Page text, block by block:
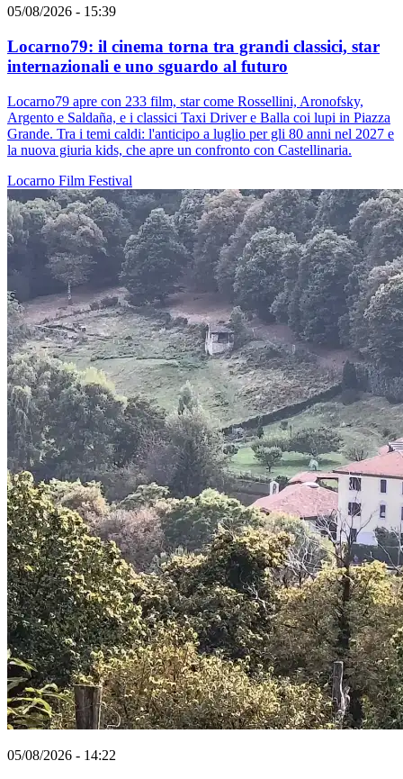
05/08/2026 - 15:39
Locarno79: il cinema torna tra grandi classici, star
internazionali e uno sguardo al futuro
Locarno79 apre con 233 film, star come Rossellini, Aronofsky,
Argento e Saldaña, e i classici Taxi Driver e Balla coi lupi in Piazza
Grande. Tra i temi caldi: l'anticipo a luglio per gli 80 anni nel 2027 e
la nuova giuria kids, che apre un confronto con Castellinaria.
Locarno Film Festival
05/08/2026 - 14:22